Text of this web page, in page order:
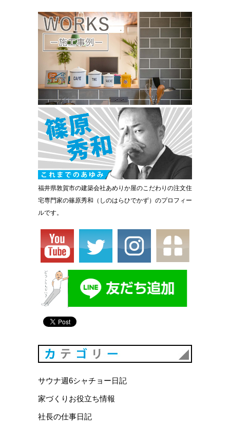
福井県敦賀市の建築会社あめりか屋のこだわりの注文住
宅専門家の篠原秀和（しのはらひでかず）のプロフィー
ルです。
サウナ週6シャチョー日記
家づくりお役立ち情報
社長の仕事日記